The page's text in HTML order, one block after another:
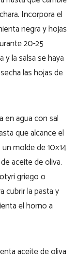
Incorpora el
negra y hojas
20-25
la salsa se haya
las hojas de
en agua con sal
que alcance el
molde de 10×14
aceite de oliva.
griego o
cubrir la pasta y
el horno a
aceite de oliva